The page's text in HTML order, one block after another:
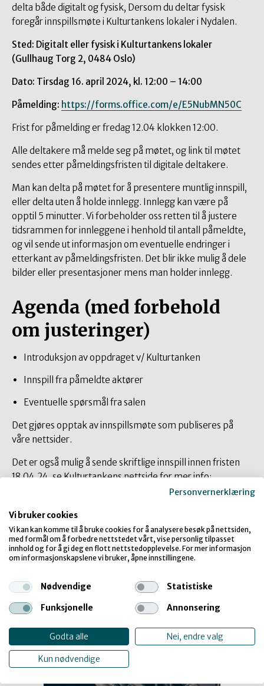
delta både digitalt og fysisk, Dersom du deltar fysisk
foregår innspillsmøte i Kulturtankens lokaler i Nydalen.
Sted: Digitalt eller fysisk i Kulturtankens lokaler
(Gullhaug Torg 2, 0484 Oslo)
Dato: Tirsdag 16. april 2024, kl. 12:00 – 14:00
Påmelding: https://forms.office.com/e/E5NubMN50C
Frist for påmelding er fredag 12.04 klokken 12:00.
Alle deltakere må melde seg på møtet, og link til møtet
sendes etter påmeldingsfristen til digitale deltakere.
Man kan delta på møtet for å presentere muntlig innspill,
eller delta uten å holde innlegg. Innlegg kan være på
opptil 5 minutter. Vi forbeholder oss retten til å justere
tidsrammen for innleggene i henhold til antall påmeldte,
og vil sende ut informasjon om eventuelle endringer i
etterkant av påmeldingsfristen. Det blir ikke mulig å dele
bilder eller presentasjoner mens man holder innlegg.
Agenda (med forbehold
om justeringer)
Introduksjon av oppdraget v/ Kulturtanken
Innspill fra påmeldte aktører
Eventuelle spørsmål fra salen
Det gjøres opptak av innspillsmøte som publiseres på
våre nettsider.
Det er også mulig å sende skriftlige innspill innen fristen
18.04.24, se Kulturtankens nettside for mer info:
https://www.kulturtanken.no/aktuelt/2024/innspillsrund
Les mer
Personvernerklæring
Vi bruker cookies
Vi kan kan komme til å bruke cookies for å analysere besøk på nettsiden,
med formål om å forbedre nettstedet vårt, vise personlig tilpasset
innhold og for å gi deg en flott nettstedopplevelse. For mer informasjon
om informasjonskapslene vi bruker, åpne innstillingene.
Nødvendige
Statistiske
Funksjonelle
Annonsering
Godta alle Nei, endre valg
Kun nødvendige